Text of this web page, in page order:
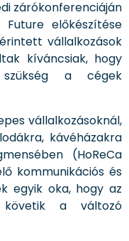
zárókonferenciáján
előkészítése
vállalkozások
kíváncsiak, hogy
a cégek
vállalkozásoknál,
kávéházakra
(HoReCa
kommunikációs és
egyik oka, hogy az
követik a változó